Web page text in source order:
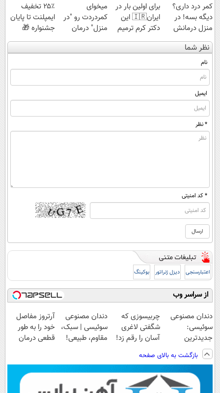
کمر درد داری؟
دیگه بسه! در
منزل درمانش
کن
(◀پرسش‌نامه)
برای اولین بار در
ایران🇮🇷 این
دکتر کرم ترمیم
کننده 23 روزه
ساخت!
میخوای
کمردردت رو "در
منزل" درمان
کنی؟ (◂فیلم +
◂پرسش‌نامه)
۲۵٪ تخفیف
ایمپلنت تا پایان
جشنواره 🎁
نظر شما
نام
ایمیل
* نظر
* کد امنیتی
اعتبارسنجی دیزل ژنراتور بوکینگ
از سراسر وب
دندان مصنوعی
سوئیسی:
جدیدترین
فناوری اروپا،
سبک و مقاوم |
پرداخت قسطی
چربیسوزی که
شگفتی لاغری
آسان را رقم زد!
دندان مصنوعی
سوئیسی | سبک،
مقاوم، طبیعی!
اقساطی😍
آرتروز مفاصل
خود را به طور
قطعی درمان
بازگشت به بالای صفحه